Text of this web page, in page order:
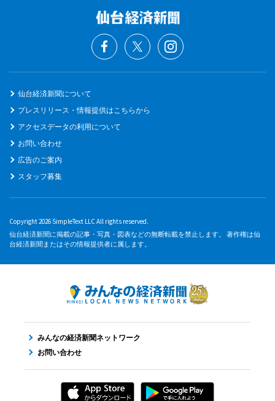
仙台経済新聞について
プレスリリース・情報提供はこちらから
アクセスデータの利用について
お問い合わせ
広告のご案内
スタッフ募集
Copyright 2026 SimpleText LLC All rights reserved.
仙台経済新聞に掲載の記事・写真・図表などの無断転載を禁止します。 著作権は仙
台経済新聞またはその情報提供者に属します。
みんなの経済新聞ネットワーク
お問い合わせ